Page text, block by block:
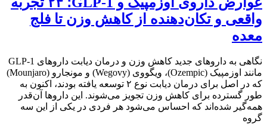
واقعی و تکان‌دهنده از کاهش وزن تا فلج
معده
نگاهی به داروهای جدید کاهش وزن و درمان دیابت داروهای GLP-1
مانند اوزمپیک (Ozempic)، ویگووی (Wegovy) و مونجارو (Mounjaro)
که در اصل برای درمان دیابت نوع ۲ توسعه یافته بودند، اکنون به
طور گسترده برای کاهش وزن تجویز می‌شوند. این داروها آن‌قدر
همه‌گیر شده‌اند که احساس می‌شود هر فردی در یکی از این سه
گروه